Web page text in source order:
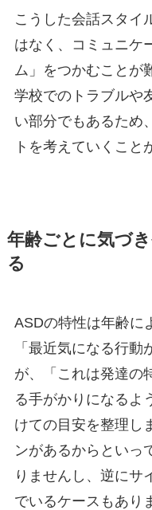
こうした会話スタイ
はなく、コミュニケ
ム」をつかむことが
学校でのトラブルや
い部分でもあるため
トを考えていくこと
年齢ごとに気づ
る
ASDの特性は年齢に
「最近気になる行
が、「これは発達の
る手がかりになるよ
けての目安を整理し
ンがあるからといっ
りませんし、逆にサ
でいるケースもあり